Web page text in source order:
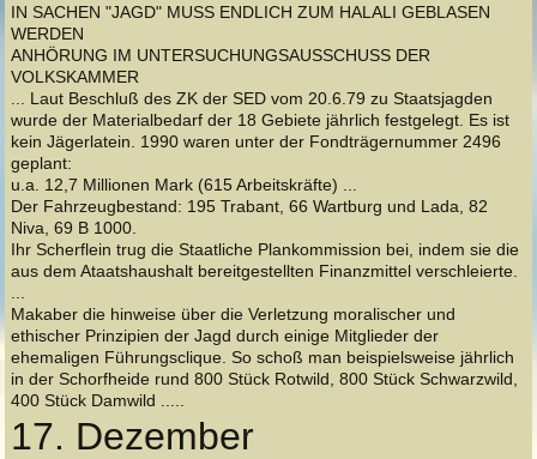
IN SACHEN "JAGD" MUSS ENDLICH ZUM HALALI GEBLASEN
WERDEN
ANHÖRUNG IM UNTERSUCHUNGSAUSSCHUSS DER
VOLKSKAMMER
... Laut Beschluß des ZK der SED vom 20.6.79 zu Staatsjagden
wurde der Materialbedarf der 18 Gebiete jährlich festgelegt. Es ist
kein Jägerlatein. 1990 waren unter der Fondträgernummer 2496
geplant:
u.a. 12,7 Millionen Mark (615 Arbeitskräfte) ...
Der Fahrzeugbestand: 195 Trabant, 66 Wartburg und Lada, 82
Niva, 69 B 1000.
Ihr Scherflein trug die Staatliche Plankommission bei, indem sie die
aus dem Ataatshaushalt bereitgestellten Finanzmittel verschleierte.
Makaber die hinweise über die Verletzung moralischer und
ethischer Prinzipien der Jagd durch einige Mitglieder der
ehemaligen Führungsclique. So schoß man beispielsweise jährlich
in der Schorfheide rund 800 Stück Rotwild, 800 Stück Schwarzwild,
400 Stück Damwild .....
17. Dezember